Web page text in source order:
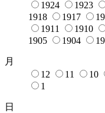
1924
1923
1918
1917
1911
1910
1905
1904
月
12
11 10
1
日